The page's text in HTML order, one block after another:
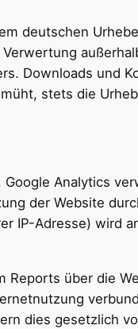
deutschen
Downloads und
stets die
Analytics
der Website
IP-Adresse) wird
Reports über die
dies gesetzlich